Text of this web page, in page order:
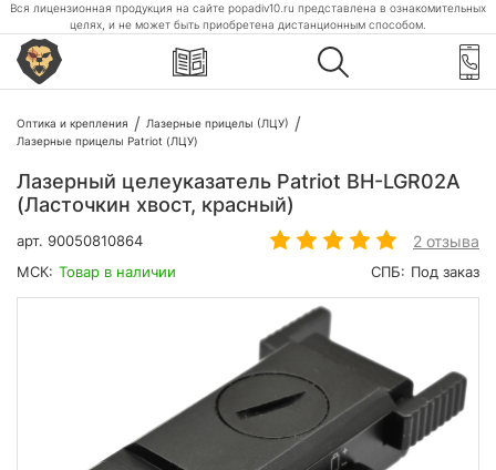
Вся лицензионная продукция на сайте popadiv10.ru представлена в ознакомительных
целях, и не может быть приобретена дистанционным способом.
Оптика и крепления
Лазерные прицелы (ЛЦУ)
Лазерные прицелы Patriot (ЛЦУ)
Лазерный целеуказатель Patriot BH-LGR02A
(Ласточкин хвост, красный)
арт. 90050810864 2 отзыва
МСК: Товар в наличии СПБ: Под заказ